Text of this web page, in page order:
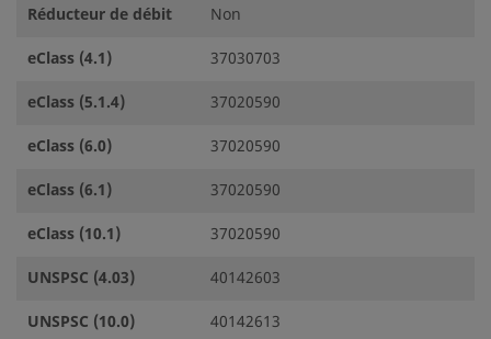
Réducteur de débit
Non
eClass (4.1)
37030703
eClass (5.1.4)
37020590
eClass (6.0)
37020590
eClass (6.1)
37020590
eClass (10.1)
37020590
UNSPSC (4.03)
40142603
UNSPSC (10.0)
40142613